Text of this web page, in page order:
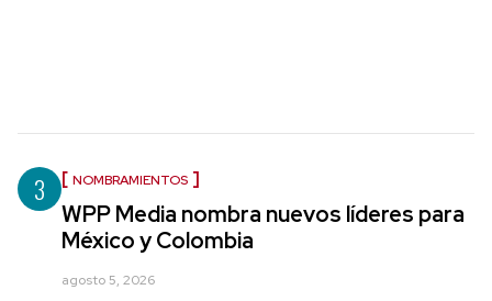
3 NOMBRAMIENTOS
WPP Media nombra nuevos líderes para
México y Colombia
agosto 5, 2026